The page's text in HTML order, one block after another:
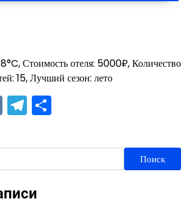
Стоимость отеля: 5000₽, Количество
15, Лучший сезон: лето
VKTelegram
Поиск